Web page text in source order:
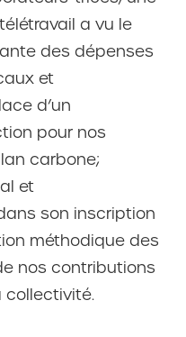
a vu le
des dépenses
et
d’un
pour nos
carbone;
et
son inscription
méthodique des
nos contributions
collectivité.